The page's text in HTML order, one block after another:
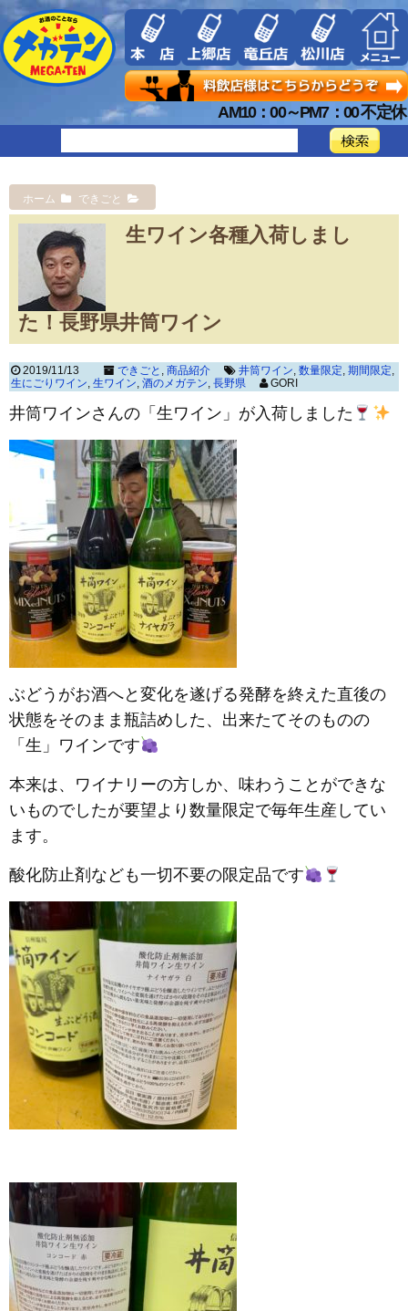
AM10：00～PM7：00 不定休
ホーム できごと
生ワイン各種入荷しまし
た！長野県井筒ワイン
2019/11/13 できごと , 商品紹介 井筒ワイン, 数量限定, 期間限定,
生にごりワイン, 生ワイン, 酒のメガテン, 長野県 GORI
井筒ワインさんの「生ワイン」が入荷しました
ぶどうがお酒へと変化を遂げる発酵を終えた直後の
状態をそのまま瓶詰めした、出来たてそのものの
「生」ワインです
本来は、ワイナリーの方しか、味わうことができな
いものでしたが要望より数量限定で毎年生産してい
ます。
酸化防止剤なども一切不要の限定品です